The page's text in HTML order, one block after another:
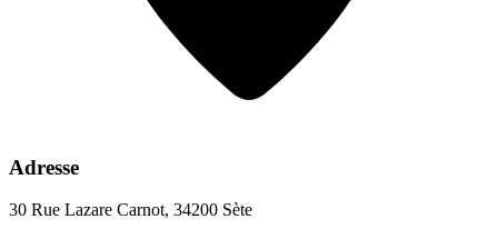
Adresse
30 Rue Lazare Carnot, 34200 Sète